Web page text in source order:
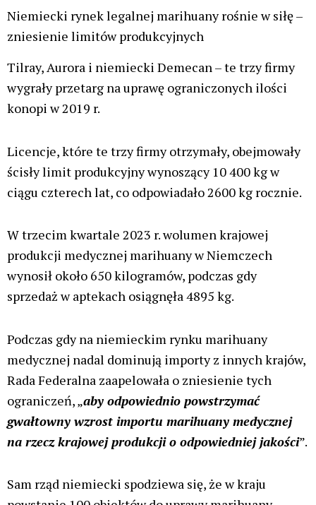
Niemiecka firma Demecan ogłosiła, że ​​również
medycznej marihuany.
Biorąc pod uwagę, że ograniczenia dotyczące uprawy
firma Demecan planuje „uprawiać kilka różnych
fenotypów” na rynek niemiecki.
może teraz osiągając roczną wydajność na poziomie
około dwóch ton.
„Teraz możemy podwoić swoje zdolności produkcyjne i w
-mówią przedstawiciele Demecan
„Jesteśmy dumni, że jesteśmy pierwszą niemiecką firmą,
która podjęła ten krok i nie możemy się doczekać, aby
wkrótce udostępnić nasze wysokiej jakości odmiany
a tym samym poprawa bezpieczeństwa dostaw,